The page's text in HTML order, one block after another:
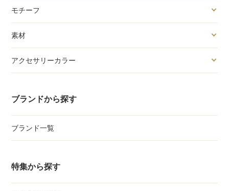
モチーフ
素材
アクセサリーカラー
ブランドから探す
ブランド一覧
特集から探す